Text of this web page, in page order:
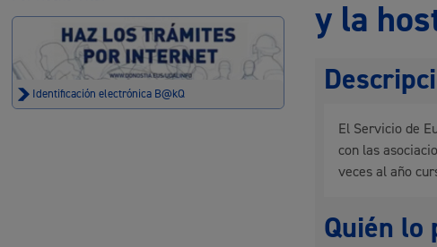
Padrón y asuntos personales
Identificación electrónica B@kQ
y la
El Servicio de
con las
veces al año
Quién lo